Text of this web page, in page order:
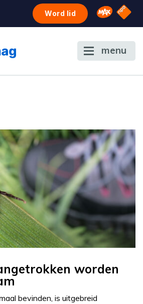
Word lid Omroep
NPO
menu
worden
bevinden, is uitgebreid